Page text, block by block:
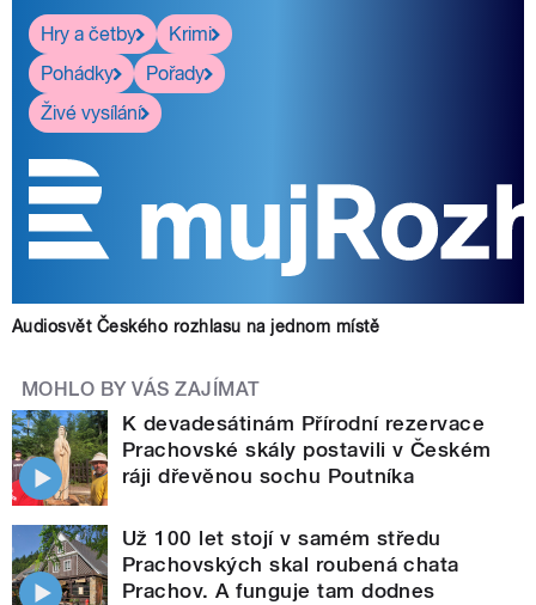
Hry a četby
Krimi
Pohádky
Pořady
Živé vysílání
Audiosvět Českého rozhlasu na jednom místě
MOHLO BY VÁS ZAJÍMAT
K devadesátinám Přírodní rezervace
Prachovské skály postavili v Českém
ráji dřevěnou sochu Poutníka
Už 100 let stojí v samém středu
Prachovských skal roubená chata
Prachov. A funguje tam dodnes